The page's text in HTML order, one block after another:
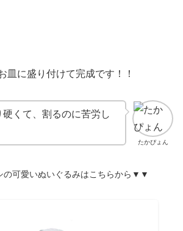
皿に盛り付けて完成です！！
たかぴょん
くて、割るのに苦労し
可愛いぬいぐるみはこちらから▼▼